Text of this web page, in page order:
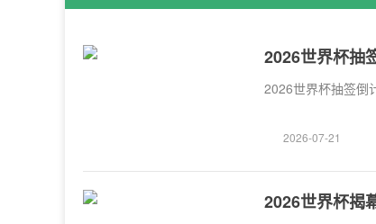
2026世界杯抽
2026世界杯抽签倒
2026-07-21
2026世界杯揭